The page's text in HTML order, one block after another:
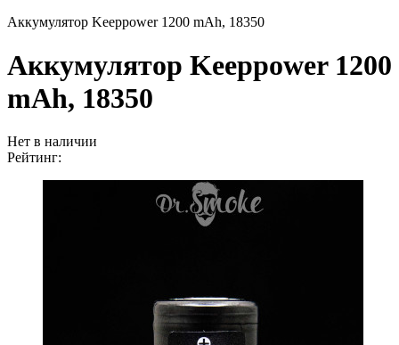
Аккумулятор Keeppower 1200 mAh, 18350
Аккумулятор Keeppower 1200
mAh, 18350
Нет в наличии
Рейтинг: